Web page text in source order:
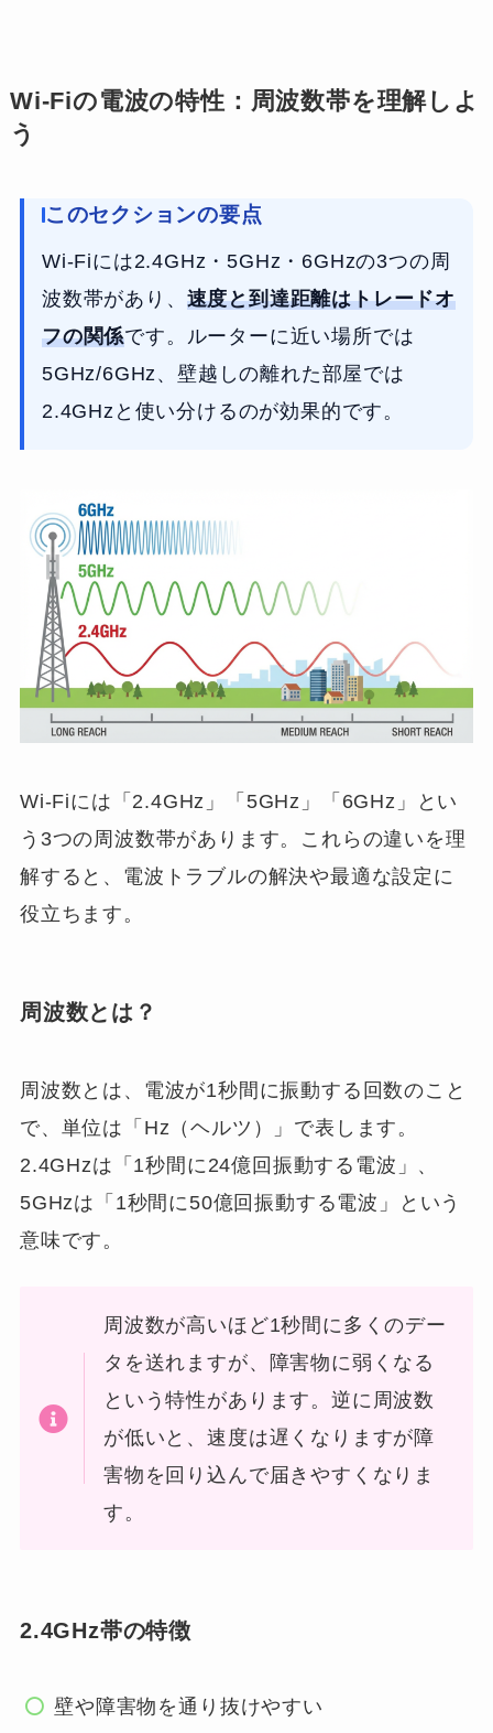
Wi-Fiの電波の特性：周波数帯を理解しよ
う
このセクションの要点
Wi-Fiには2.4GHz・5GHz・6GHzの3つの周
波数帯があり、 速度と到達距離はトレードオ
フの関係です。ルーターに近い場所では
5GHz/6GHz、壁越しの離れた部屋では
2.4GHzと使い分けるのが効果的です。
Wi-Fiには「2.4GHz」「5GHz」「6GHz」とい
う3つの周波数帯があります。これらの違いを理
解すると、電波トラブルの解決や最適な設定に
役立ちます。
周波数とは？
周波数とは、電波が1秒間に振動する回数のこと
で、単位は「Hz（ヘルツ）」で表します。
2.4GHzは「1秒間に24億回振動する電波」、
5GHzは「1秒間に50億回振動する電波」という
意味です。
周波数が高いほど1秒間に多くのデー
タを送れますが、障害物に弱くなる
という特性があります。逆に周波数
が低いと、速度は遅くなりますが障
害物を回り込んで届きやすくなりま
す。
2.4GHz帯の特徴
壁や障害物を通り抜けやすい